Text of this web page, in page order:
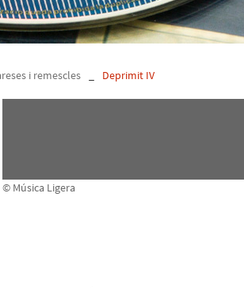
i remescles Deprimit IV
© Música Ligera